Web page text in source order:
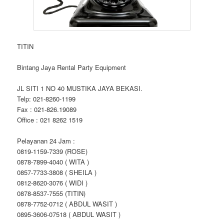
TITIN
Bintang Jaya Rental Party Equipment
JL SITI 1 NO 40 MUSTIKA JAYA BEKASI.
Telp: 021-8260-1199
Fax : 021-826.19089
Office : 021 8262 1519
Pelayanan 24 Jam :
0819-1159-7339 (ROSE)
0878-7899-4040 ( WITA )
0857-7733-3808 ( SHEILA )
0812-8620-3076 ( WIDI )
0878-8537-7555 (TITIN)
0878-7752-0712 ( ABDUL WASIT )
0895-3606-07518 ( ABDUL WASIT )